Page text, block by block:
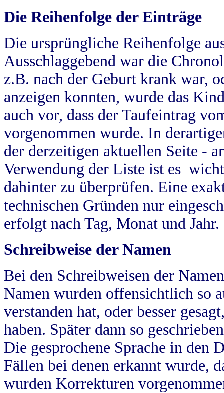
Die Reihenfolge der Einträge
Die ursprüngliche Reihenfolge
Ausschlaggebend war die
z.B. nach der Geburt krank war,
anzeigen konnten, wurde das
auch vor, dass der Taufeintrag
vorgenommen wurde. In
der derzeitigen aktuellen Seite -
Verwendung der Liste ist es
dahinter zu überprüfen. Eine
technischen Gründen nur
erfolgt nach Tag, Monat und Jahr.
Schreibweise der Namen
Bei den Schreibweisen der
Namen wurden offensichtlich so
verstanden hat, oder besser
haben. Später dann so
Die gesprochene Sprache in
Fällen bei denen erkannt wurde,
wurden Korrekturen